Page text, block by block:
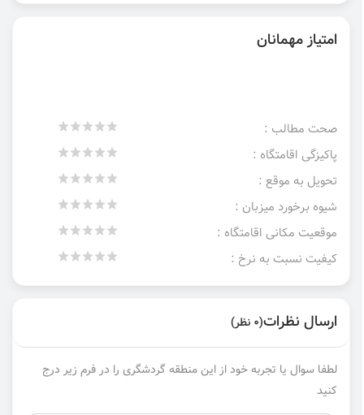
امتیاز مهمانان
صحت مطالب :
پاکیزگی اقامتگاه :
تحویل به موقع :
شیوه برخورد میزبان :
موقعیت مکانی اقامتگاه :
کیفیت نسبت به نرخ :
ارسال نظرات(0 نظر)
لطفا سوال یا تجربه خود از این منطقه گردشگری را در فرم زیر درج
کنید